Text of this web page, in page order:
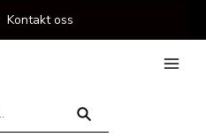
Kontakt oss